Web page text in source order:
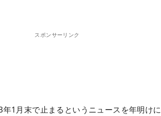
スポンサーリンク
1月末で止まるというニュースを年明け